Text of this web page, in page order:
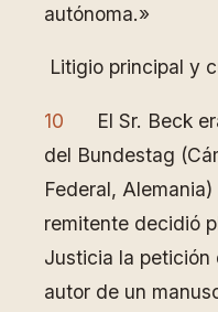
autónoma.»
Litigio principal y
10 El Sr. Beck
del Bundestag
Federal,
remitente decidió
Justicia la petición
autor de un